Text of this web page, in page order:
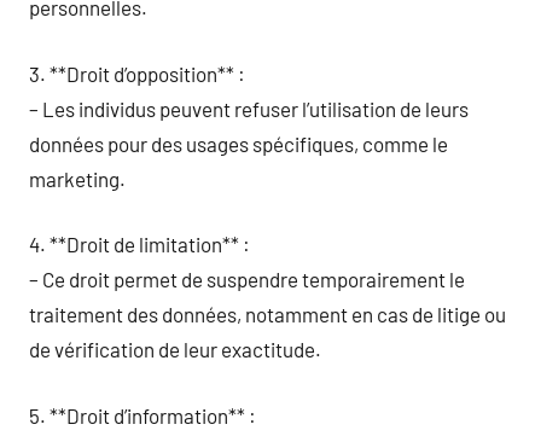
personnelles.
3. **Droit d’opposition** :
– Les individus peuvent refuser l’utilisation de leurs
données pour des usages spécifiques, comme le
marketing.
4. **Droit de limitation** :
– Ce droit permet de suspendre temporairement le
traitement des données, notamment en cas de litige ou
de vérification de leur exactitude.
5. **Droit d’information** :